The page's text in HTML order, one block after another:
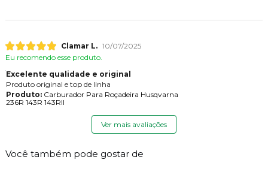
Clamar L. 10/07/2025
Eu recomendo esse produto.
Excelente qualidade e original
Produto original e top de linha
Produto:Carburador Para Roçadeira Husqvarna
236R 143R 143RII
Ver mais avaliações
Você também pode gostar de